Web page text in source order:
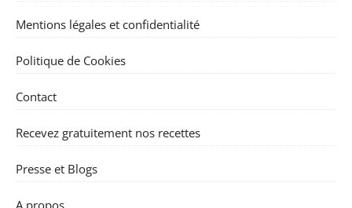
Mentions légales et confidentialité
Politique de Cookies
Contact
Recevez gratuitement nos recettes
Presse et Blogs